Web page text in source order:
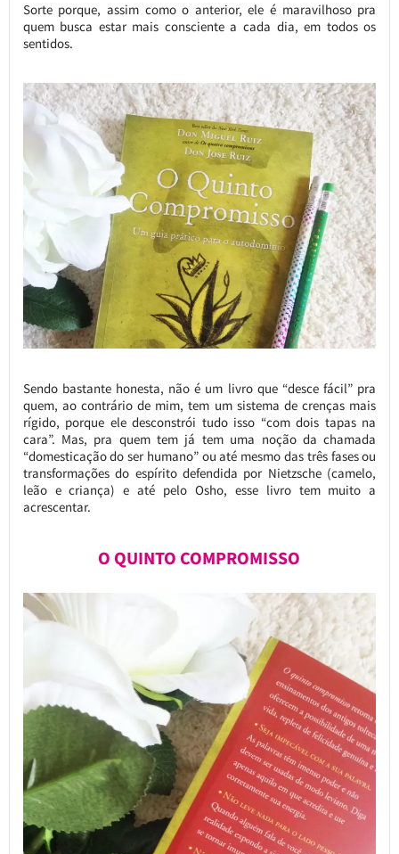
Sorte porque, assim como o anterior, ele é maravilhoso pra
quem busca estar mais consciente a cada dia, em todos os
sentidos.
Sendo bastante honesta, não é um livro que “desce fácil” pra
quem, ao contrário de mim, tem um sistema de crenças mais
rígido, porque ele desconstrói tudo isso “com dois tapas na
cara”. Mas, pra quem tem já tem uma noção da chamada
“domesticação do ser humano” ou até mesmo das três fases ou
transformações do espírito defendida por Nietzsche (camelo,
leão e criança) e até pelo Osho, esse livro tem muito a
acrescentar.
O QUINTO COMPROMISSO